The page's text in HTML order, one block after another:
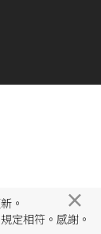
。
定相符。感謝。
×